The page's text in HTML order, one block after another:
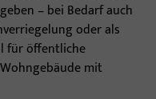
– bei Bedarf auch
oder als
für öffentliche
mit